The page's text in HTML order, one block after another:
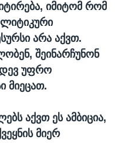
იმიტომ რომ
არა აქვთ.
შეინარჩუნონ
უფრო
მიეცათ.
აქვთ ეს ამბიცია,
მიერ